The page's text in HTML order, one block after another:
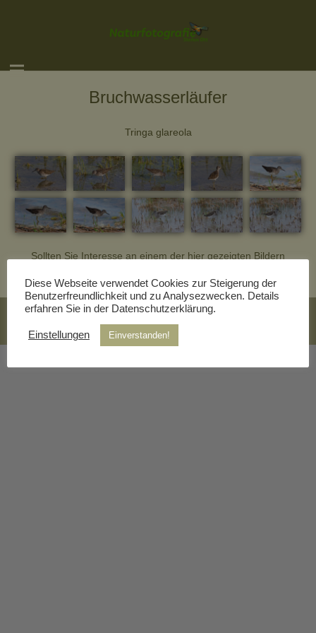
Bruchwasserläufer
Tringa glareola
Sollten Sie Interesse an einem der hier gezeigten Bildern
Diese Webseite verwendet Cookies zur Steigerung der
Benutzerfreundlichkeit und zu Analysezwecken. Details
erfahren Sie in der Datenschutzerklärung.
Einstellungen Einverstanden!